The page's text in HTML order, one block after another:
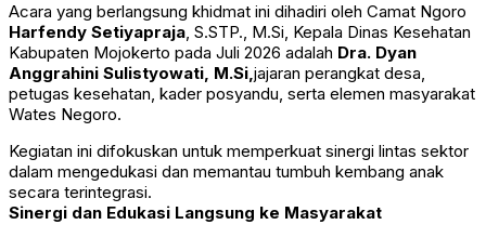
Acara yang berlangsung khidmat ini dihadiri oleh Camat Ngoro
Harfendy Setiyapraja, S.STP., M.Si, Kepala Dinas Kesehatan
Kabupaten Mojokerto pada Juli 2026 adalah Dra. Dyan
Anggrahini Sulistyowati, M.Si,jajaran perangkat desa,
petugas kesehatan, kader posyandu, serta elemen masyarakat
Wates Negoro.
Kegiatan ini difokuskan untuk memperkuat sinergi lintas sektor
dalam mengedukasi dan memantau tumbuh kembang anak
secara terintegrasi.
Sinergi dan Edukasi Langsung ke Masyarakat